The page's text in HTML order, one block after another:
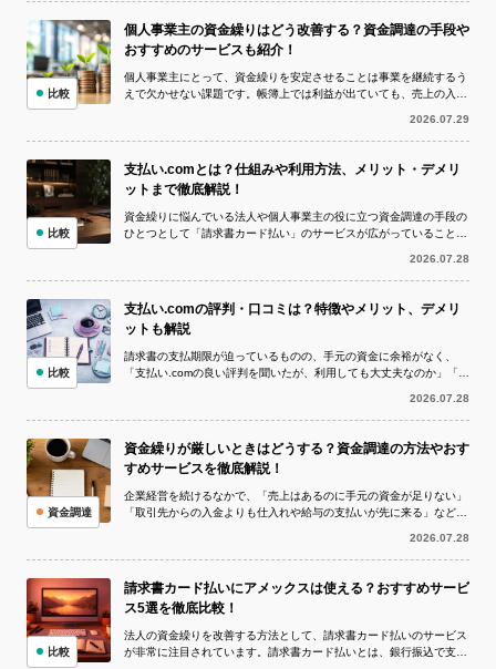
個人事業主の資金繰りはどう改善する？資金調達の手段や
おすすめのサービスも紹介！
個人事業主にとって、資金繰りを安定させることは事業を継続するう
えで欠かせない課題です。帳簿上では利益が出ていても、売上の入金
2026.07.29
比較
支払い.comとは？仕組みや利用方法、メリット・デメリ
ットまで徹底解説！
資金繰りに悩んでいる法人や個人事業主の役に立つ資金調達の手段の
ひとつとして「請求書カード払い」のサービスが広がっていることを
2026.07.28
比較
支払い.comの評判・口コミは？特徴やメリット、デメリ
ットも解説
請求書の支払期限が迫っているものの、手元の資金に余裕がなく、
「支払い.comの良い評判を聞いたが、利用しても大丈夫なのか」「実
2026.07.28
比較
資金繰りが厳しいときはどうする？資金調達の方法やおす
すめサービスを徹底解説！
企業経営を続けるなかで、「売上はあるのに手元の資金が足りない」
「取引先からの入金よりも仕入れや給与の支払いが先に来る」など、
2026.07.28
資金調達
請求書カード払いにアメックスは使える？おすすめサービ
ス5選を徹底比較！
法人の資金繰りを改善する方法として、請求書カード払いのサービス
が非常に注目されています。請求書カード払いとは、銀行振込で支払
比較